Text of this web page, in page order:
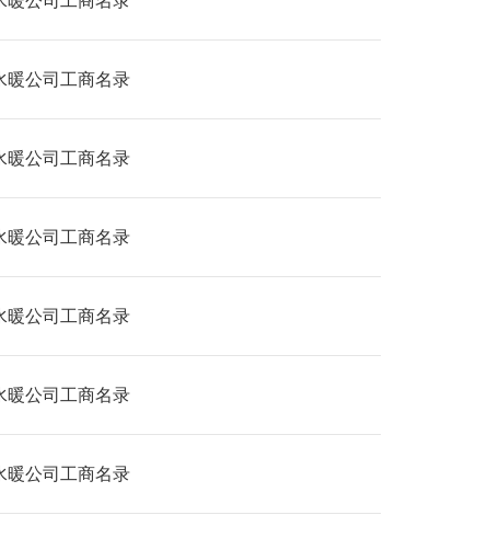
暖公司工商名录
暖公司工商名录
暖公司工商名录
暖公司工商名录
暖公司工商名录
暖公司工商名录